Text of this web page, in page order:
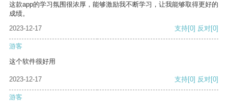
这款app的学习氛围很浓厚，能够激励我不断学习，让我能够取得更好的
成绩。
2023-12-17
支持[0] 反对[0]
游客
这个软件很好用
2023-12-17 支持[0] 反对[0]
游客